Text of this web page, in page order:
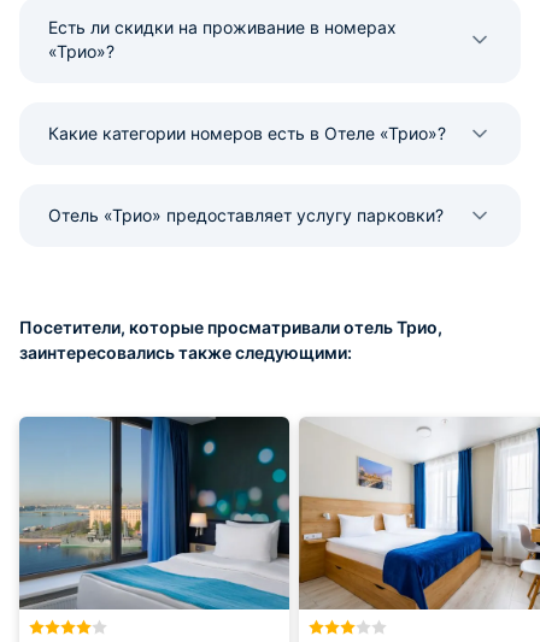
Есть ли скидки на проживание в номерах
«Трио»?
Какие категории номеров есть в Отеле «Трио»?
Отель «Трио» предоставляет услугу парковки?
Посетители, которые просматривали отель Трио,
заинтересовались также следующими: